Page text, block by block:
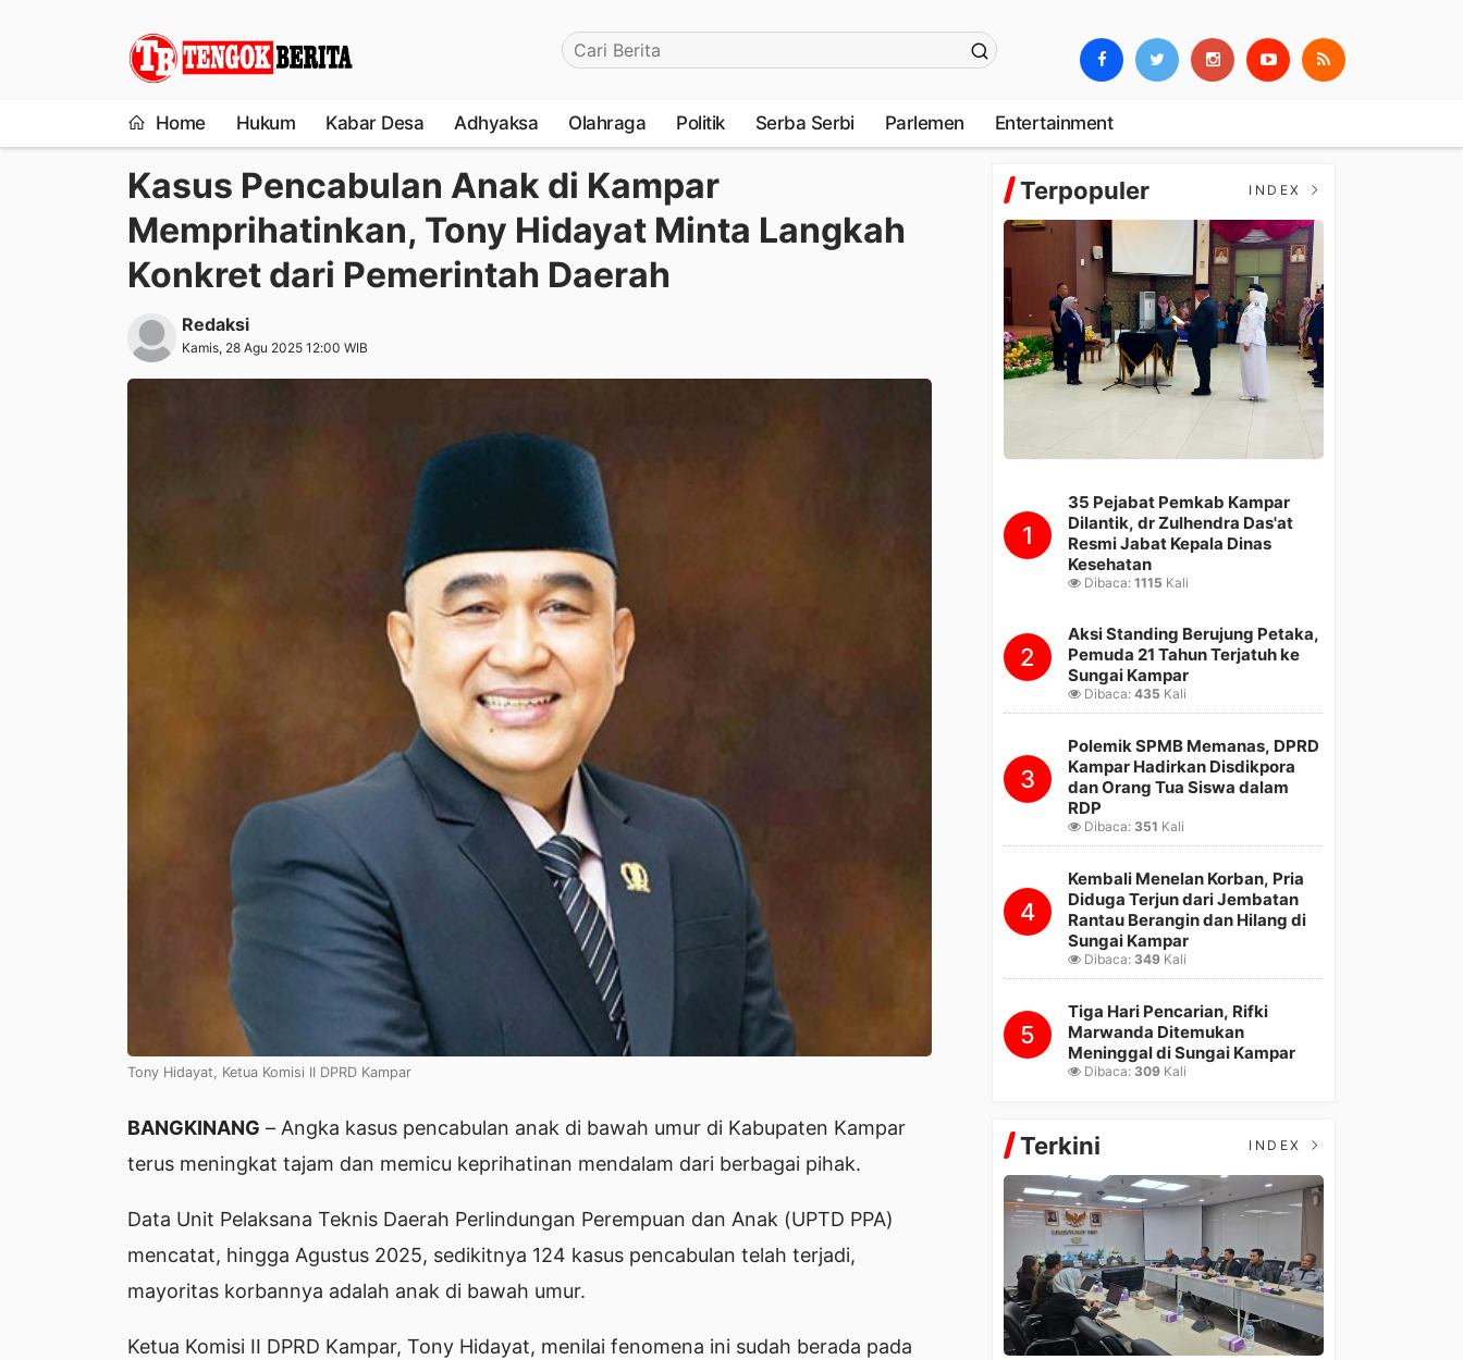
Home Hukum Kabar Desa Adhyaksa Olahraga Politik Serba Serbi Parlemen Entertainment
Kasus Pencabulan Anak di Kampar
Memprihatinkan, Tony Hidayat Minta Langkah
Konkret dari Pemerintah Daerah
Redaksi
Kamis, 28 Agu 2025 12:00 WIB
Tony Hidayat, Ketua Komisi II DPRD Kampar
BANGKINANG – Angka kasus pencabulan anak di bawah umur di Kabupaten Kampar
terus meningkat tajam dan memicu keprihatinan mendalam dari berbagai pihak.
Data Unit Pelaksana Teknis Daerah Perlindungan Perempuan dan Anak (UPTD PPA)
mencatat, hingga Agustus 2025, sedikitnya 124 kasus pencabulan telah terjadi,
mayoritas korbannya adalah anak di bawah umur.
Ketua Komisi II DPRD Kampar, Tony Hidayat, menilai fenomena ini sudah berada pada
Terpopuler INDEX
1
35 Pejabat Pemkab Kampar
Dilantik, dr Zulhendra Das'at
Resmi Jabat Kepala Dinas
Kesehatan
Dibaca:1115 Kali
2
Aksi Standing Berujung Petaka,
Pemuda 21 Tahun Terjatuh ke
Sungai Kampar
Dibaca:435 Kali
3
Polemik SPMB Memanas, DPRD
Kampar Hadirkan Disdikpora
dan Orang Tua Siswa dalam
RDP
Dibaca: 351 Kali
4
Kembali Menelan Korban, Pria
Diduga Terjun dari Jembatan
Rantau Berangin dan Hilang di
Sungai Kampar
Dibaca: 349 Kali
5
Tiga Hari Pencarian, Rifki
Marwanda Ditemukan
Meninggal di Sungai Kampar
Dibaca: 309 Kali
Terkini INDEX